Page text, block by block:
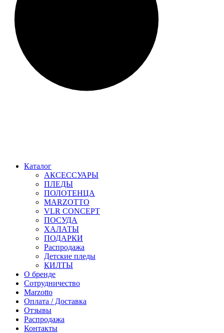
Каталог
АКСЕССУАРЫ
ПЛЕДЫ
ПОЛОТЕНЦА
MARZOTTO
VLR CONCEPT
ПОСУДА
ХАЛАТЫ
ПОДАРКИ
Распродажа
Детские пледы
КИЛТЫ
О бренде
Сотрудничество
Marzotto
Оплата / Доставка
Отзывы
Распродажа
Контакты